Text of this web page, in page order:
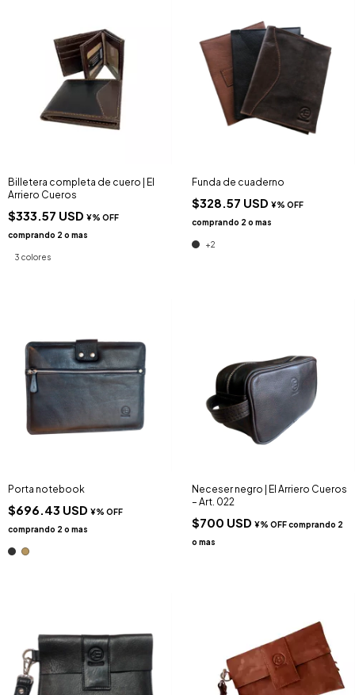
Billetera completa de cuero | El
Arriero Cueros
$333.57 USD
3 colores
Funda de cuaderno
$328.57 USD
+2
Porta notebook
$696.43 USD
Neceser negro | El Arriero Cueros
– Art. 022
$700 USD